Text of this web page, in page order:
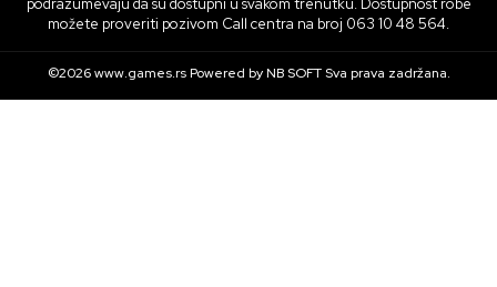
podrazumevaju da su dostupni u svakom trenutku. Dostupnost robe
možete proveriti pozivom Call centra na broj 063 10 48 564.
©2026www.games.rs Powered byNB SOFTSva prava zadržana.